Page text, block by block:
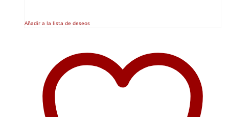
Añadir a la lista de deseos